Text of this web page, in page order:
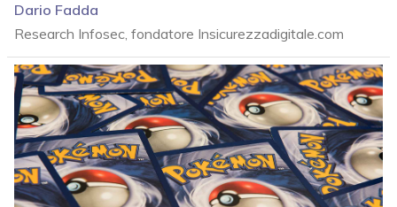
Dario Fadda
Research Infosec, fondatore Insicurezzadigitale.com